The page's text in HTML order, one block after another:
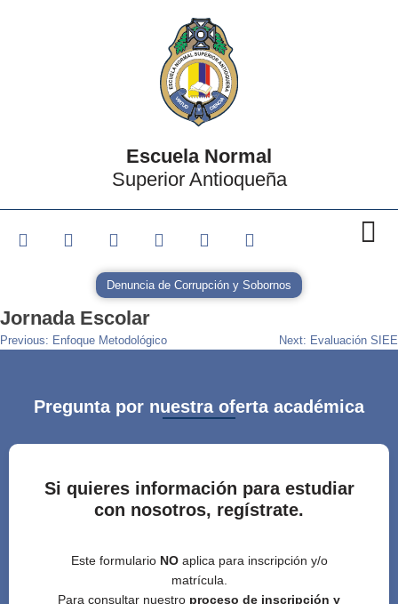
Escuela Normal
Superior Antioqueña
Denuncia de Corrupción y Sobornos
Jornada Escolar
Previous: Enfoque Metodológico Next: Evaluación SIEE
Pregunta por nuestra oferta académica
Si quieres información para estudiar
con nosotros, regístrate.
Este formulario NOaplica para inscripción y/o
matrícula.
Para consultar nuestro proceso de inscripción y